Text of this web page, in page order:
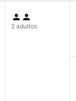
2 adultos